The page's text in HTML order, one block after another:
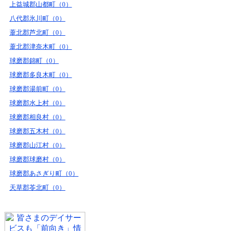
上益城郡山都町（0）
八代郡氷川町（0）
葦北郡芦北町（0）
葦北郡津奈木町（0）
球磨郡錦町（0）
球磨郡多良木町（0）
球磨郡湯前町（0）
球磨郡水上村（0）
球磨郡相良村（0）
球磨郡五木村（0）
球磨郡山江村（0）
球磨郡球磨村（0）
球磨郡あさぎり町（0）
天草郡苓北町（0）